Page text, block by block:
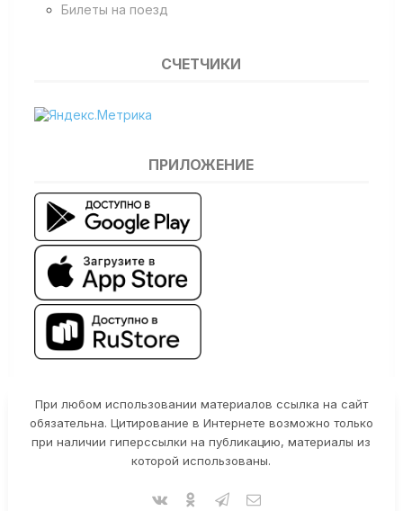
Билеты на поезд
СЧЕТЧИКИ
ПРИЛОЖЕНИЕ
При любом использовании материалов ссылка на сайт
обязательна. Цитирование в Интернете возможно только
при наличии гиперссылки на публикацию, материалы из
которой использованы.